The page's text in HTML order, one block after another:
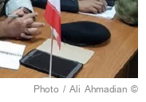
© Photo / Ali Ahmadian